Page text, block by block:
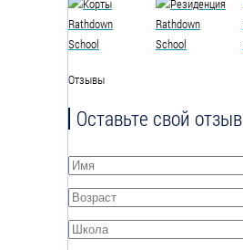
Отзывы
Оставьте свой отзыв
Имя*
Возраст*
Школа*